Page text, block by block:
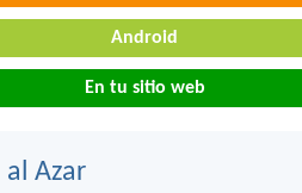
Android
En tu sitio web
Azar